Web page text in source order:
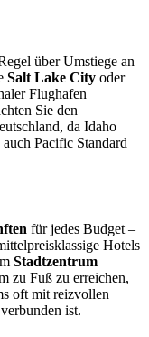
über Umstiege an
Salt Lake City oder
Flughafen
Sie den
da Idaho
Pacific Standard
für jedes Budget –
Hotels
Stadtzentrum
zu Fuß zu erreichen,
oft mit reizvollen
ist.